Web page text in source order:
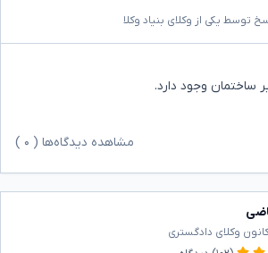
توسط یکی از وکلای بنیاد وکلا
ساختمان وجود دارد.
مشاهده دیدگاه‌ها ( ۰
وکلای دادگستری